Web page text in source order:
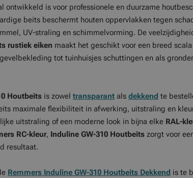
ontwikkeld is voor professionele en duurzame
beits beschermt houten oppervlakken tegen
UV-straling en schimmelvorming. De
rustiek eiken maakt het geschikt voor een breed
tot tuinhuisjes schuttingen en als
Houtbeits is zowel transparant als dekkend te
maximale flexibiliteit in afwerking, uitstraling en
uitstraling of een moderne look in bijna elke RAL-
RC-kleur, Induline GW-310 Houtbeits zorgt voor
resultaat.
Remmers Induline GW-310 Houtbeits Dekkend is te